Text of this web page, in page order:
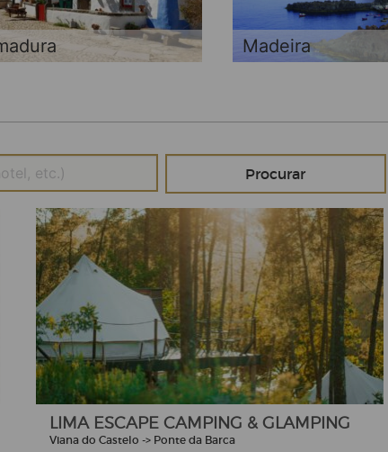
Madeira
LIMA ESCAPE CAMPING & GLAMPING
Viana do Castelo -> Ponte da Barca